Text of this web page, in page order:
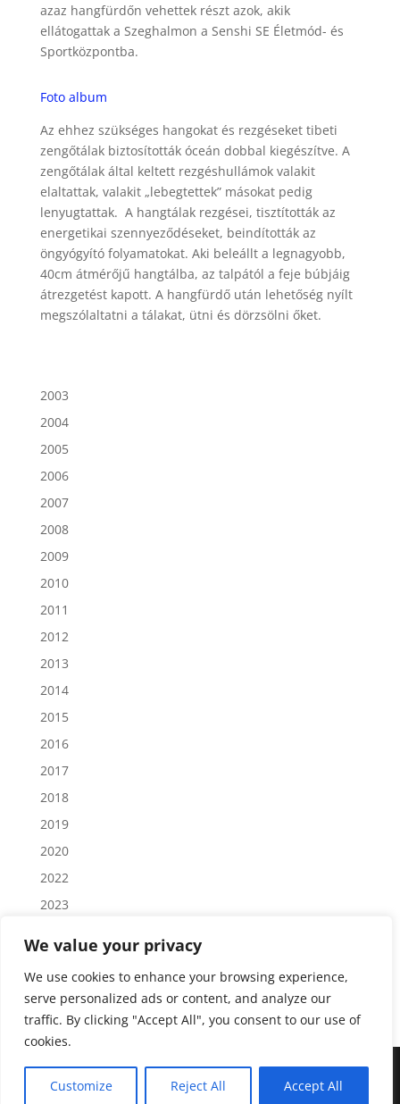
We value your privacy
We use cookies to enhance your browsing experience,
serve personalized ads or content, and analyze our
traffic. By clicking "Accept All", you consent to our use of
cookies.
Customize Reject All Accept All
azaz hangfürdőn vehettek részt azok, akik
ellátogattak a Szeghalmon a Senshi SE Életmód- és
Sportközpontba.
Foto album
Az ehhez szükséges hangokat és rezgéseket tibeti
zengőtálak biztosították óceán dobbal kiegészítve. A
zengőtálak által keltett rezgéshullámok valakit
elaltattak, valakit „lebegtettek” másokat pedig
lenyugtattak. A hangtálak rezgései, tisztították az
energetikai szennyeződéseket, beindították az
öngyógyító folyamatokat. Aki beleállt a legnagyobb,
40cm átmérőjű hangtálba, az talpától a feje búbjáig
átrezgetést kapott. A hangfürdő után lehetőség nyílt
megszólaltatni a tálakat, ütni és dörzsölni őket.
2003
2004
2005
2006
2007
2008
2009
2010
2011
2012
2013
2014
2015
2016
2017
2018
2019
2020
2022
2023
2026